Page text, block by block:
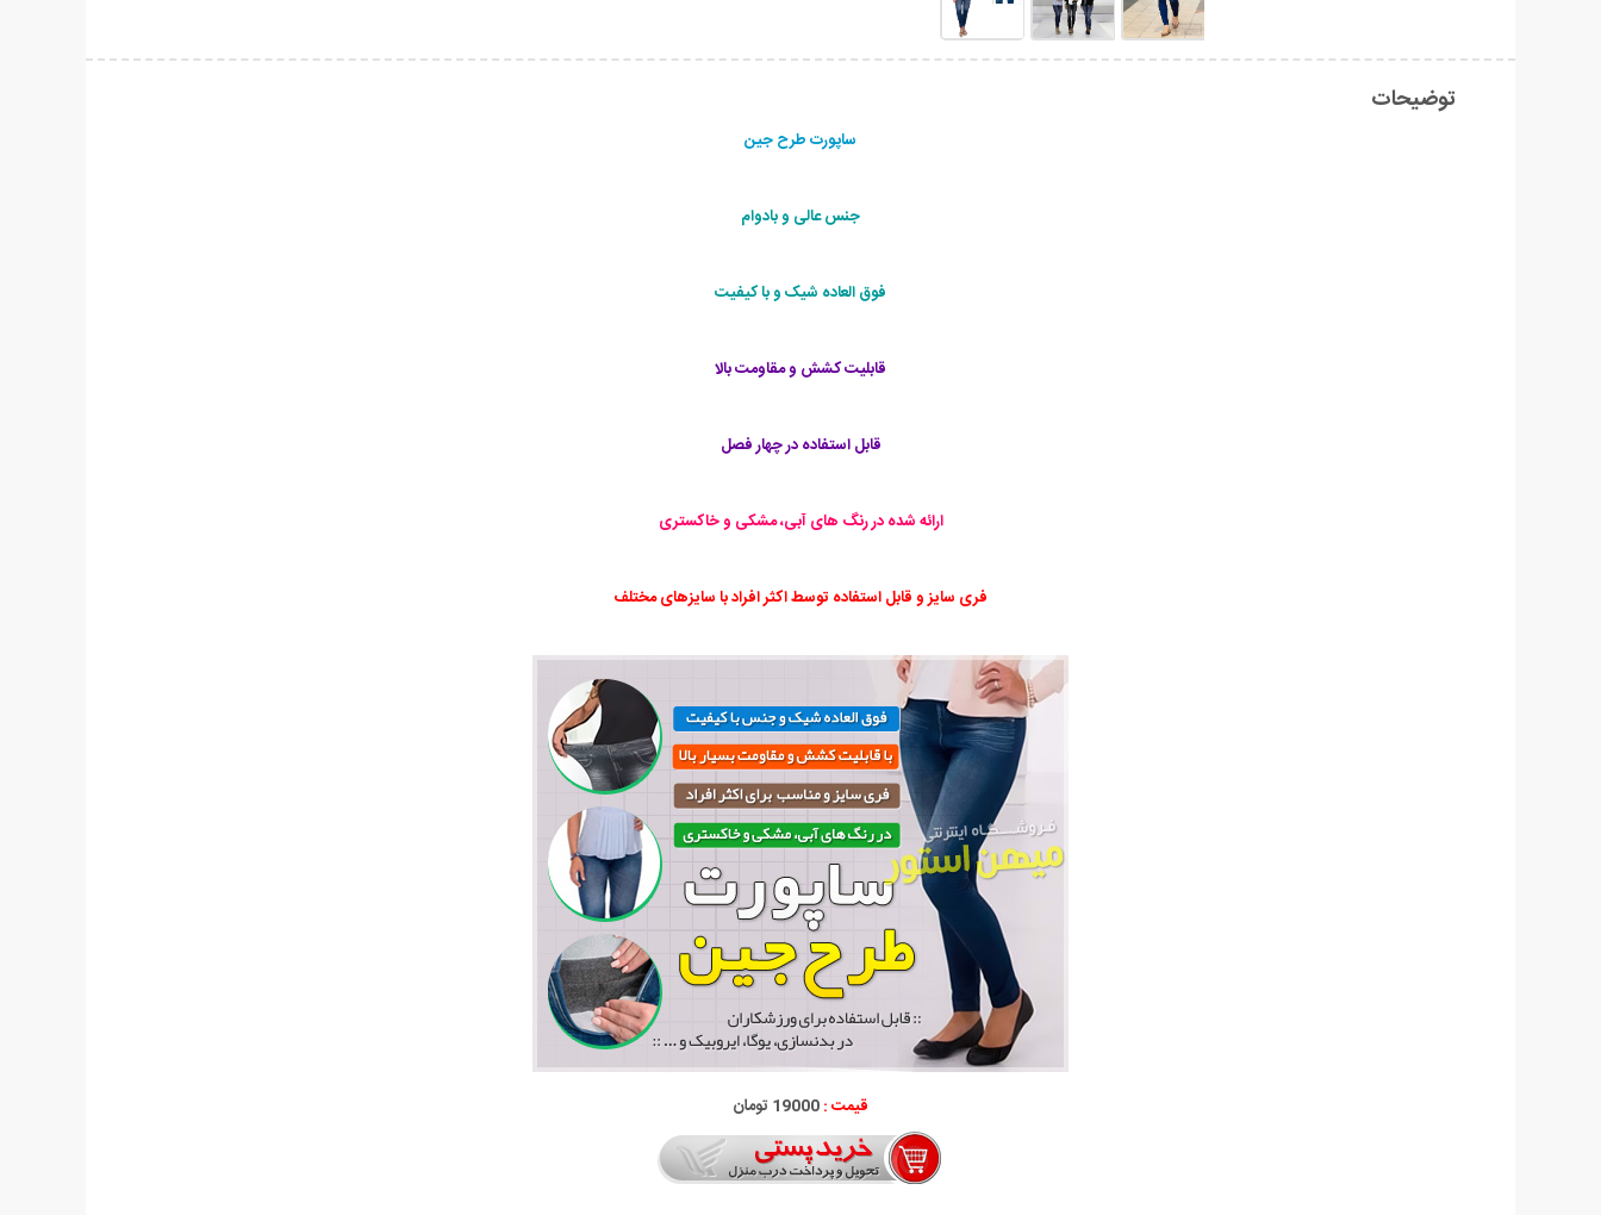
توضیحات
ساپورت طرح جین
جنس عالی و بادوام
فوق العاده شیک و با کیفیت
قابلیت کشش و مقاومت بالا
قابل استفاده در چهار فصل
ارائه شده در رنگ های آبی، مشکی و خاکستری
فری سایز و قابل استفاده توسط اکثر افراد با سایزهای مختلف
قیمت :19000 تومان